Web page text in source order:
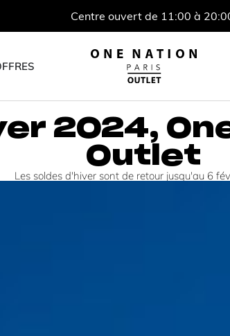
Centre ouvert de 11:00 à
2024,
Outlet
Les soldes d'hiver sont de retour jusqu'au 6